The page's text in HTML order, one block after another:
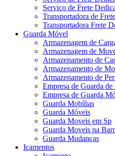
Serviço de Frete
Transportadora de
Transportadora Frete
Guarda Móvel
Armazenagem de
Armazenagem de
Armazenamento de
Armazenamento de
Armazenamento de
Empresa de Guarda de
Empresa de Guarda
Guarda Mobílias
Guarda Móveis
Guarda Moveis em Sp
Guarda Moveis na
Guarda Mudanças
Içamentos